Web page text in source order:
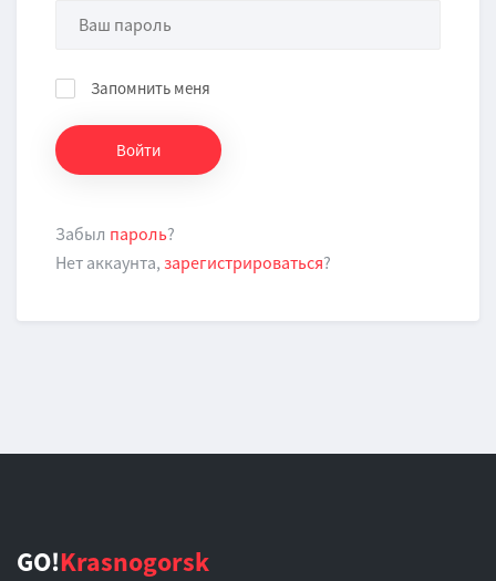
Запомнить меня
Войти
Забыл пароль?
Нет аккаунта, зарегистрироваться?
GO!Krasnogorsk